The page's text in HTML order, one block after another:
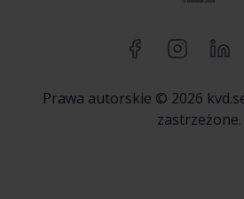
Prawa autorskie © 2026
zastrzeżone.